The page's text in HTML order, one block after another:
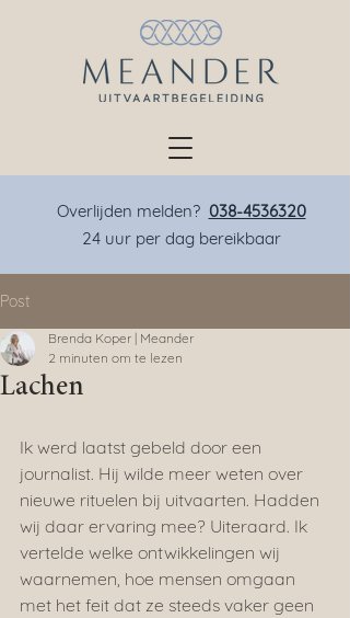
Overlijden melden? 038-4536320
24 uur per dag bereikbaar
Post
Lachen
Brenda Koper | Meander
2 minuten om te lezen
Ik werd laatst gebeld door een
journalist. Hij wilde meer weten over
nieuwe rituelen bij uitvaarten. Hadden
wij daar ervaring mee? Uiteraard. Ik
vertelde welke ontwikkelingen wij
waarnemen, hoe mensen omgaan
met het feit dat ze steeds vaker geen